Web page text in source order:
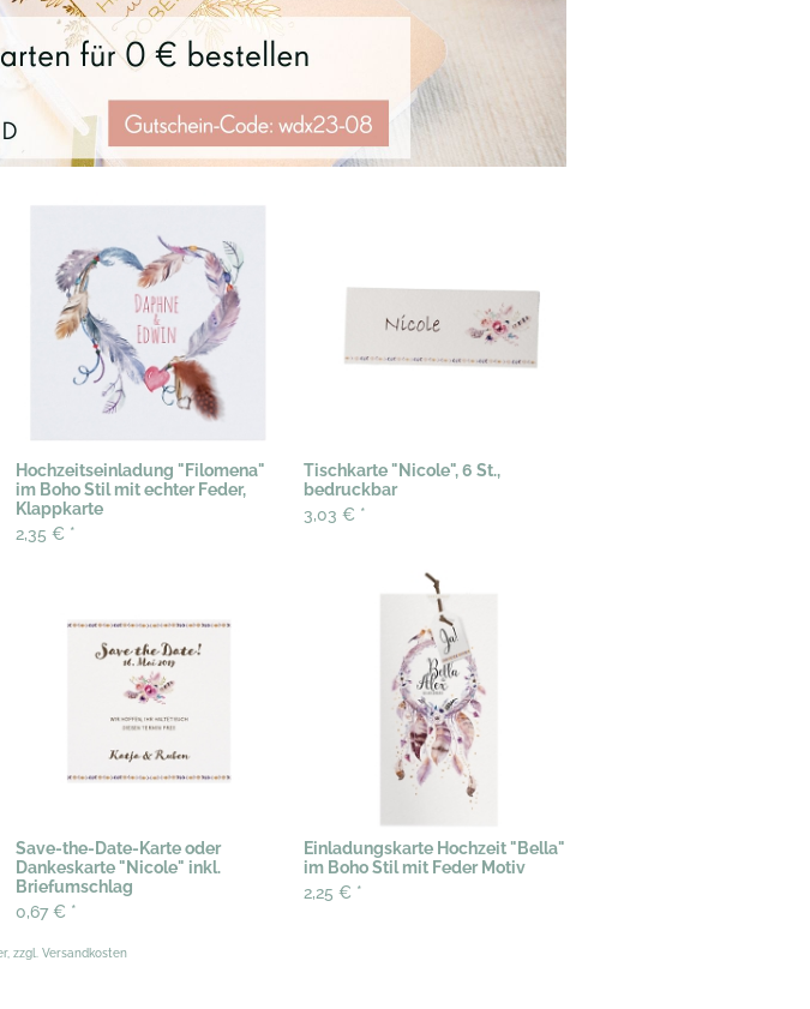
Hochzeitseinladung "Filomena"
im Boho Stil mit echter Feder,
Klappkarte
2,35 € *
Tischkarte "Nicole", 6 St.,
bedruckbar
3,03 € *
Save-the-Date-Karte oder
Dankeskarte "Nicole" inkl.
Briefumschlag
0,67 € *
Einladungskarte Hochzeit "Bella"
im Boho Stil mit Feder Motiv
2,25 € *
zzgl. Versandkosten